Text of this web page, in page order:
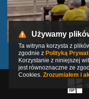
Używamy
Ta witryna korzysta z
zgodnie z Polityką
Korzystanie z niniejszej
jest równoznaczne ze
Cookies. Zrozumiałem i